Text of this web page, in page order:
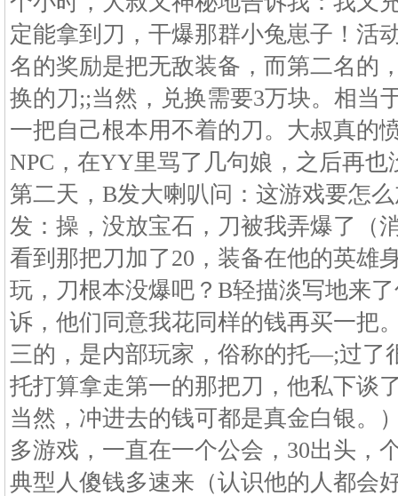
定能拿到刀，干爆那群小兔崽子！活
名的奖励是把无敌装备，而第二名的
换的刀;;当然，兑换需要3万块。相当
一把自己根本用不着的刀。大叔真的
NPC，在YY里骂了几句娘，之后再
第二天，B发大喇叭问：这游戏要怎
发：操，没放宝石，刀被我弄爆了（
看到那把刀加了20，装备在他的英雄
玩，刀根本没爆吧？B轻描淡写地来
诉，他们同意我花同样的钱再买一把
三的，是内部玩家，俗称的托—;过了
托打算拿走第一的那把刀，他私下谈
当然，冲进去的钱可都是真金白银。
多游戏，一直在一个公会，30出头，
典型人傻钱多速来（认识他的人都会